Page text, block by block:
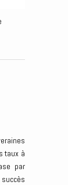
taux à
par